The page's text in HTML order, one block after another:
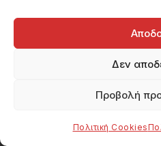
Δεν
Προβολή
Πολιτική Cookies
Επικοινωνία
Πολιτική Απορρήτου
Πολιτική Cookies (ΕΕ)
Στοιχεία Επικοινωνίας